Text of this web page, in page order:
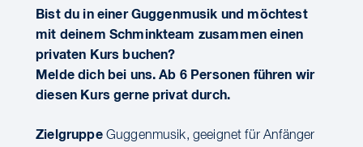
Bist du in einer Guggenmusik und möchtest
mit deinem Schminkteam zusammen einen
privaten Kurs buchen?
Melde dich bei uns. Ab 6 Personen führen wir
diesen Kurs gerne privat durch.
ZielgruppeGuggenmusik, geeignet für Anfänger